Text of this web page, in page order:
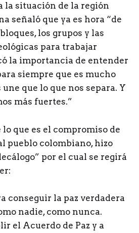
la situación de la región
señaló que ya es hora “de
los grupos y las
para trabajar
la importancia de entender
siempre que es mucho
une que lo que nos separa. Y
más fuertes.”
que es el compromiso de
pueblo colombiano, hizo
por el cual se regirá
conseguir la paz verdadera
nadie, como nunca.
el Acuerdo de Paz y a